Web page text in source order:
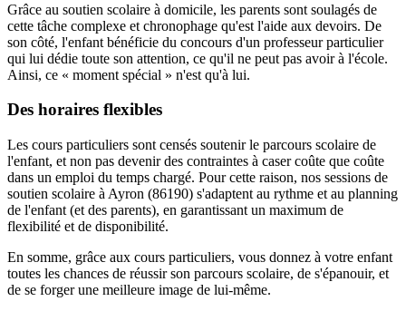
Grâce au soutien scolaire à domicile, les parents sont soulagés de
cette tâche complexe et chronophage qu'est l'aide aux devoirs. De
son côté, l'enfant bénéficie du concours d'un professeur particulier
qui lui dédie toute son attention, ce qu'il ne peut pas avoir à l'école.
Ainsi, ce « moment spécial » n'est qu'à lui.
Des horaires flexibles
Les cours particuliers sont censés soutenir le parcours scolaire de
l'enfant, et non pas devenir des contraintes à caser coûte que coûte
dans un emploi du temps chargé. Pour cette raison, nos sessions de
soutien scolaire à Ayron (86190) s'adaptent au rythme et au planning
de l'enfant (et des parents), en garantissant un maximum de
flexibilité et de disponibilité.
En somme, grâce aux cours particuliers, vous donnez à votre enfant
toutes les chances de réussir son parcours scolaire, de s'épanouir, et
de se forger une meilleure image de lui-même.